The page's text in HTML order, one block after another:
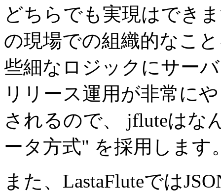
どちらでも実現はでき
の現場での組織的なこ
些細なロジックにサー
リリース運用が非常に
されるので、 jfluteはな
ータ方式" を採用します
また、LastaFluteでは